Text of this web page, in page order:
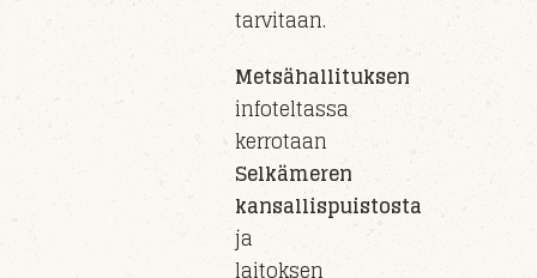
tarvitaan.
Metsähallituksen
infoteltassa
kerrotaan
Selkämeren
kansallispuistosta
ja
laitoksen